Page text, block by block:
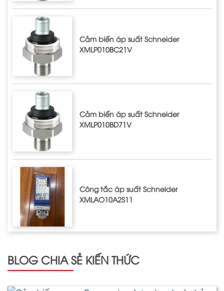
Cảm biến áp suất Schneider
XMLP010BC21V
Cảm biến áp suất Schneider
XMLP010BD71V
Công tắc áp suất Schneider
XMLAO10A2S11
BLOG CHIA SẺ KIẾN THỨC